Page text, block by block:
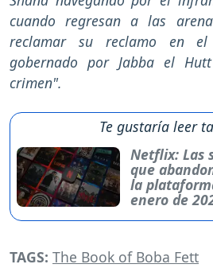
cuando regresan a las
reclamar su reclamo en
gobernado por Jabba el
crimen".
Te gustaría leer
Netflix: Las
que
la
enero de
TAGS: The Book of Boba Fett